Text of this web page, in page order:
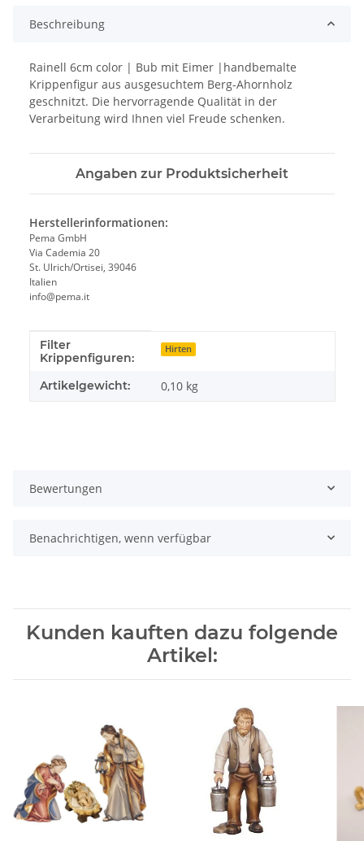
Beschreibung
Rainell 6cm color | Bub mit Eimer |handbemalte
Krippenfigur aus ausgesuchtem Berg-Ahornholz
geschnitzt. Die hervorragende Qualität in der
Verarbeitung wird Ihnen viel Freude schenken.
Angaben zur Produktsicherheit
Herstellerinformationen:
Pema GmbH
Via Cademia 20
St. Ulrich/Ortisei, 39046
Italien
info@pema.it
Produkteigenschaft
Wert
Filter
Krippenfiguren:
Hirten
Artikelgewicht: 0,10 kg
Bewertungen
Benachrichtigen, wenn verfügbar
Kunden kauften dazu folgende
Artikel: